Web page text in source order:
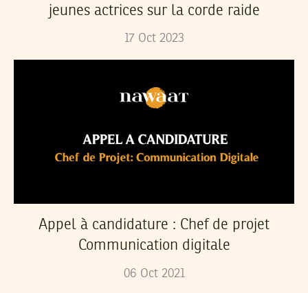
jeunes actrices sur la corde raide
17 Oct 2023
Appel à candidature : Chef de projet
Communication digitale
06 Oct 2021